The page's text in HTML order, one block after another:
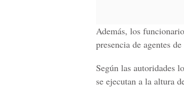
Además, los
presencia de agentes
Según las autoridades
se ejecutan a la altura